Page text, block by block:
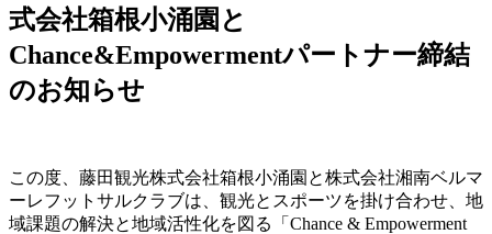
式会社箱根小涌園と
Chance&Empowermentパートナー締結
のお知らせ
この度、藤田観光株式会社箱根小涌園と株式会社湘南ベルマ
ーレフットサルクラブは、観光とスポーツを掛け合わせ、地
域課題の解決と地域活性化を図る「Chance & Empowerment